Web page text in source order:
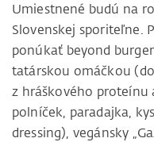
Umiestnené budú na
Slovenskej sporiteľne.
ponúkať beyond
tatárskou omáčkou
z hráškového proteínu
polníček, paradajka,
dressing), vegánsky